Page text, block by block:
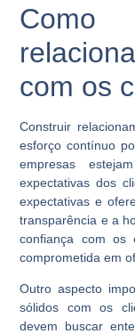
com os
Construir
esforço contínuo
empresas
expectativas dos
expectativas e
transparência e a
confiança com os
comprometida em
Outro aspecto
sólidos com os
devem buscar